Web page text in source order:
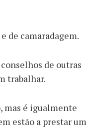
de camaradagem.
de outras
trabalhar.
mas é igualmente
estão a prestar um